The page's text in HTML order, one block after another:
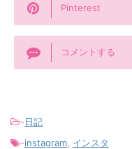
Pinterest
コメントする
-日記
-instagram, インスタ